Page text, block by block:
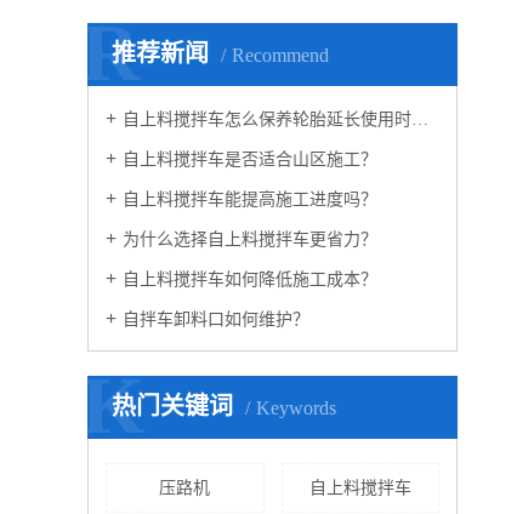
推荐新闻 Recommend
R
自上料搅拌车怎么保养轮胎延长使用时间？
自上料搅拌车是否适合山区施工？
自上料搅拌车能提高施工进度吗？
为什么选择自上料搅拌车更省力？
自上料搅拌车如何降低施工成本？
自拌车卸料口如何维护？
热门关键词 Keywords
K
压路机 自上料搅拌车